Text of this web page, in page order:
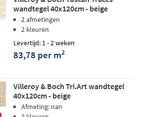
wandtegel 40x120cm - beige
2 afmetingen
2 kleuren
Levertijd: 1 - 2 weken
83,78 per m2
Villeroy & Boch Tri.Art wandtegel
40x120cm - beige
Afmeting: nan